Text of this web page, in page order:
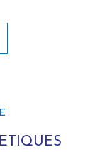
récente 6 ans) -
manuels -